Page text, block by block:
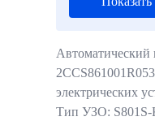
Автоматический
электрических
Тип УЗО: S801S-